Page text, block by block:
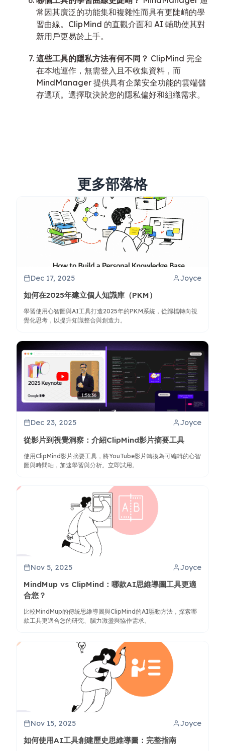
常因其廣泛的功能集和複雜性而具有更陡峭的學
習曲線。ClipMind 的直觀介面和 AI 輔助使其對
新用戶更易於上手。
這些工具的隱私方法有何不同？ ClipMind 完全
在本地運作，無需登入且不收集資料，而
MindManager 提供具有企業安全功能的雲端儲
存選項。選擇取決於您的隱私偏好和組織需求。
更多部落格
Dec 17, 2025 Joyce
如何在2025年建立個人知識庫（PKM）
學習使用心智圖與AI工具打造2025年的PKM系統，從歸檔轉向視
覺化思考，以提升知識整合與創造力。
Dec 23, 2025 Joyce
從影片到視覺洞察：介紹ClipMind影片摘要工具
使用ClipMind影片摘要工具，將YouTube影片轉換為可編輯的心智
圖與時間軸，加速學習與分析。立即試用。
Nov 5, 2025 Joyce
MindMup vs ClipMind：哪款AI思維導圖工具更適
合您？
比較MindMup的傳統思維導圖與ClipMind的AI驅動方法，探索哪
款工具更適合您的研究、腦力激盪與協作需求。
Nov 15, 2025 Joyce
如何使用AI工具創建歷史思維導圖：完整指南